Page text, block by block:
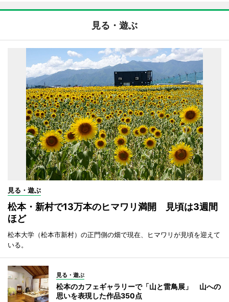
見る・遊ぶ
見る・遊ぶ
松本・新村で13万本のヒマワリ満開 見頃は3週間
ほど
松本大学（松本市新村）の正門側の畑で現在、ヒマワリが見頃を迎えて
いる。
見る・遊ぶ
松本のカフェギャラリーで「山と雷鳥展」 山への
思いを表現した作品350点